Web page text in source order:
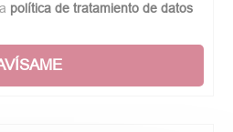
política de tratamiento de datos